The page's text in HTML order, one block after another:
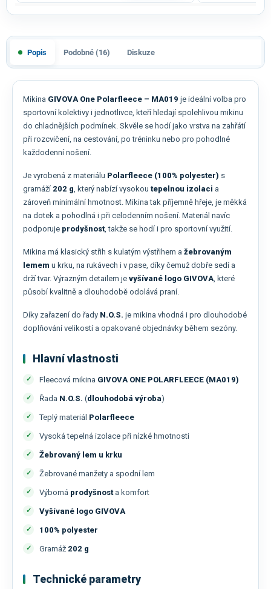
Popis Podobné (16) Diskuze
Mikina GIVOVA One Polarfleece – MA019 je ideální volba pro
sportovní kolektivy i jednotlivce, kteří hledají spolehlivou mikinu
do chladnějších podmínek. Skvěle se hodí jako vrstva na zahřátí
při rozcvičení, na cestování, po tréninku nebo pro pohodlné
každodenní nošení.
Je vyrobená z materiálu Polarfleece (100% polyester) s
gramáží 202 g, který nabízí vysokou tepelnou izolaci a
zároveň minimální hmotnost. Mikina tak příjemně hřeje, je měkká
na dotek a pohodlná i při celodenním nošení. Materiál navíc
podporuje prodyšnost, takže se hodí i pro sportovní využití.
Mikina má klasický střih s kulatým výstřihem a žebrovaným
lemem u krku, na rukávech i v pase, díky čemuž dobře sedí a
drží tvar. Výrazným detailem je vyšívané logo GIVOVA, které
působí kvalitně a dlouhodobě odolává praní.
Díky zařazení do řady N.O.S. je mikina vhodná i pro dlouhodobé
doplňování velikostí a opakované objednávky během sezóny.
Hlavní vlastnosti
Fleecová mikina GIVOVA ONE POLARFLEECE (MA019)
Řada N.O.S. (dlouhodobá výroba)
Teplý materiál Polarfleece
Vysoká tepelná izolace při nízké hmotnosti
Žebrovaný lem u krku
Žebrované manžety a spodní lem
Výborná prodyšnosta komfort
Vyšívané logo GIVOVA
100% polyester
Gramáž 202 g
Technické parametry